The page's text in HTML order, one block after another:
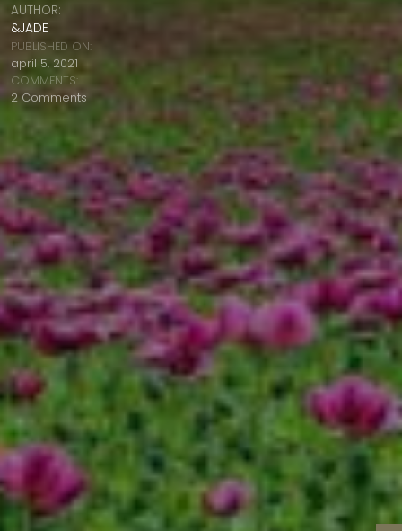
AUTHOR:
&JADE
PUBLISHED ON:
april 5, 2021
COMMENTS:
2 Comments